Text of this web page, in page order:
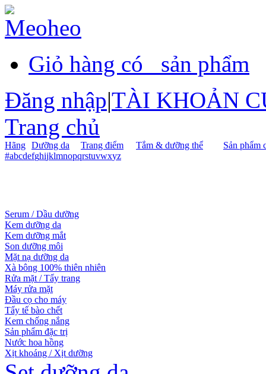
Giỏ hàng có
sản phẩm
Đăng nhập|TÀI KHOẢN
Trang chủ
Hãng Dưỡng da Trang điểm Tắm & dưỡng thể
Sản phẩm
#abcdefghijklmnopqrstuvwxyz
Serum / Dầu dưỡng
Kem dưỡng da
Kem dưỡng mắt
Son dưỡng môi
Mặt nạ dưỡng da
Xà bông 100% thiên nhiên
Rửa mặt / Tẩy trang
Máy rửa mặt
Đầu cọ cho máy
Tẩy tế bào chết
Kem chống nắng
Sản phẩm đặc trị
Nước hoa hồng
Xịt khoáng / Xịt dưỡng